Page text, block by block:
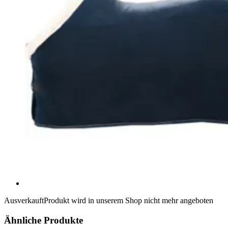
AusverkauftProdukt wird in unserem Shop nicht mehr angeboten
Ähnliche Produkte